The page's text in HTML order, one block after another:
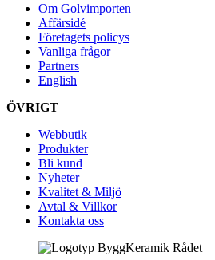
Om Golvimporten
Affärsidé
Företagets policys
Vanliga frågor
Partners
English
ÖVRIGT
Webbutik
Produkter
Bli kund
Nyheter
Kvalitet & Miljö
Avtal & Villkor
Kontakta oss